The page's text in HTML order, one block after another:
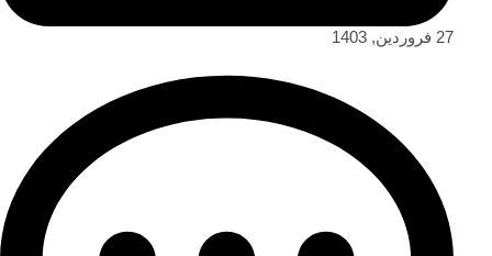
27 فروردین, 1403